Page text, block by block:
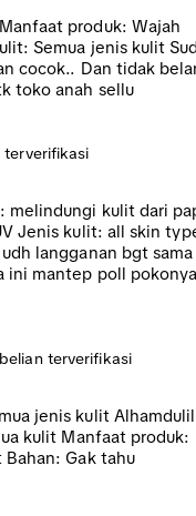
produk: Wajah
Semua jenis kulit
cocok.. Dan tidak
toko anah sellu
terverifikasi
melindungi kulit dari
Jenis kulit: all skin
langganan bgt sama
ini mantep poll
terverifikasi
jenis kulit
kulit Manfaat produk:
Gak tahu